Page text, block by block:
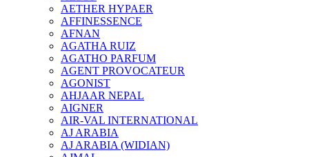
AETHER HYPAER
AFFINESSENCE
AFNAN
AGATHA RUIZ
AGATHO PARFUM
AGENT PROVOCATEUR
AGONIST
AHJAAR NEPAL
AIGNER
AIR-VAL INTERNATIONAL
AJ ARABIA
AJ ARABIA (WIDIAN)